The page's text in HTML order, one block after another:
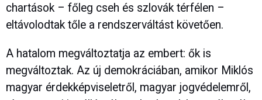
chartások – főleg cseh és szlovák térfélen –
eltávolodtak tőle a rendszerváltást követően.
A hatalom megváltoztatja az embert: ők is
megváltoztak. Az új demokráciában, amikor Miklós
magyar érdekképviseletről, magyar jogvédelemről,